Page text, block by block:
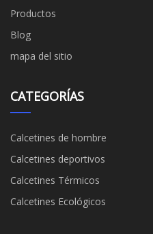
Productos
Blog
mapa del sitio
CATEGORÍAS
Calcetines de hombre
Calcetines deportivos
Calcetines Térmicos
Calcetines Ecológicos